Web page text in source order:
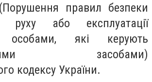
правил безпеки
руху або експлуатації
особами, які керують
засобами)
кодексу України.